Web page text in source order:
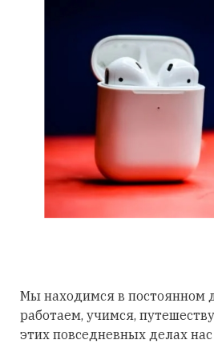
Мы находимся в постоянном
работаем, учимся,
этих повседневных делах